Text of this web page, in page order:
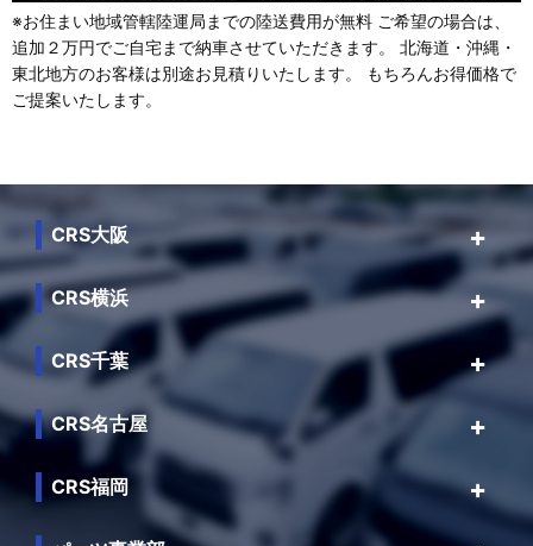
※お住まい地域管轄陸運局までの陸送費用が無料 ご希望の場合は、
追加２万円でご自宅まで納車させていただきます。 北海道・沖縄・
東北地方のお客様は別途お見積りいたします。 もちろんお得価格で
ご提案いたします。
CRS大阪
CRS横浜
CRS千葉
CRS名古屋
CRS福岡